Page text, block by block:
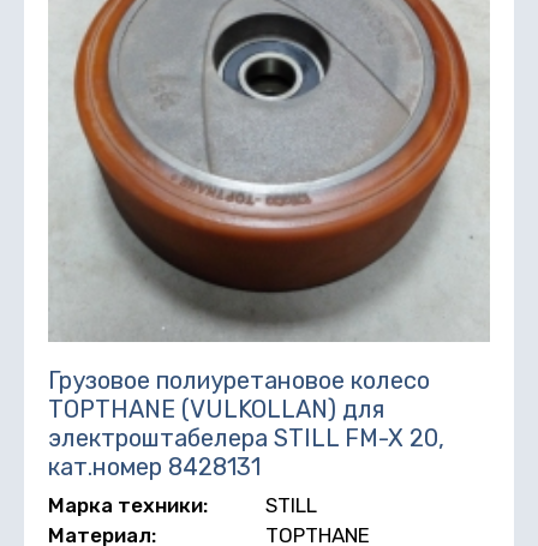
Грузовое полиуретановое колесо
TOPTHANE (VULKOLLAN) для
электроштабелера STILL FM-X 20,
кат.номер 8428131
Марка техники:
STILL
Материал:
TOPTHANE